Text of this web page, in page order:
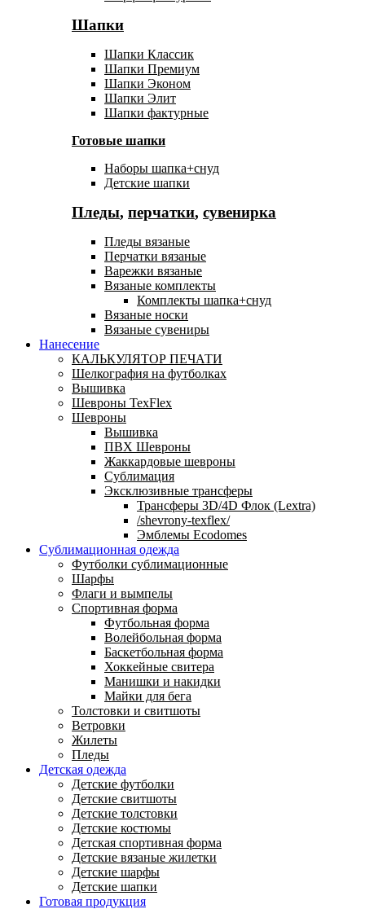
Шапки
Шапки Классик
Шапки Премиум
Шапки Эконом
Шапки Элит
Шапки фактурные
Готовые шапки
Наборы шапка+снуд
Детские шапки
Пледы, перчатки, сувенирка
Пледы вязаные
Перчатки вязаные
Варежки вязаные
Вязаные комплекты
Комплекты шапка+снуд
Вязаные носки
Вязаные сувениры
Нанесение
КАЛЬКУЛЯТОР ПЕЧАТИ
Шелкография на футболках
Вышивка
Шевроны TexFlex
Шевроны
Вышивка
ПВХ Шевроны
Жаккардовые шевроны
Сублимация
Эксклюзивные трансферы
Трансферы 3D/4D Флок (Lextra)
/shevrony-texflex/
Эмблемы Ecodomes
Сублимационная одежда
Футболки сублимационные
Шарфы
Флаги и вымпелы
Спортивная форма
Футбольная форма
Волейбольная форма
Баскетбольная форма
Хоккейные свитера
Манишки и накидки
Майки для бега
Толстовки и свитшоты
Ветровки
Жилеты
Пледы
Детская одежда
Детские футболки
Детские свитшоты
Детские толстовки
Детские костюмы
Детская спортивная форма
Детские вязаные жилетки
Детские шарфы
Детские шапки
Готовая продукция